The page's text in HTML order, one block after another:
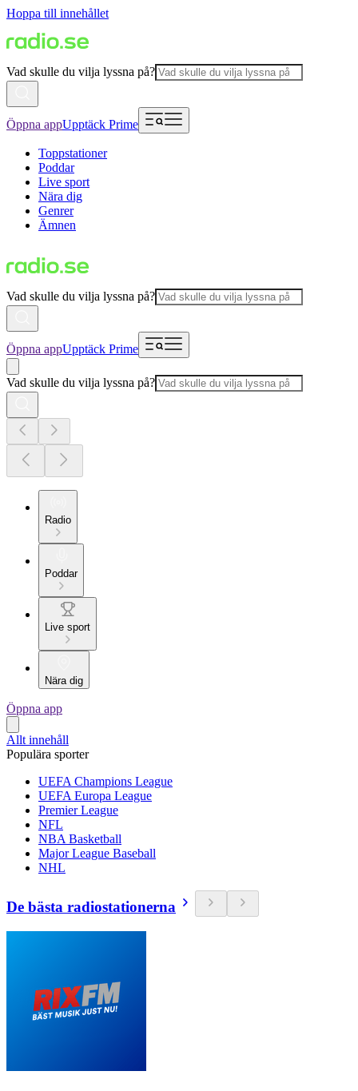
Hoppa till innehållet
Vad skulle du vilja lyssna på?
Öppna appUpptäck Prime
Toppstationer
Poddar
Live sport
Nära dig
Genrer
Ämnen
Vad skulle du vilja lyssna på?
Öppna appUpptäck Prime
Vad skulle du vilja lyssna på?
Radio
Poddar
Live sport
Nära dig
Öppna app
Allt innehåll
Populära sporter
UEFA Champions League
UEFA Europa League
Premier League
NFL
NBA Basketball
Major League Baseball
NHL
De bästa radiostationerna